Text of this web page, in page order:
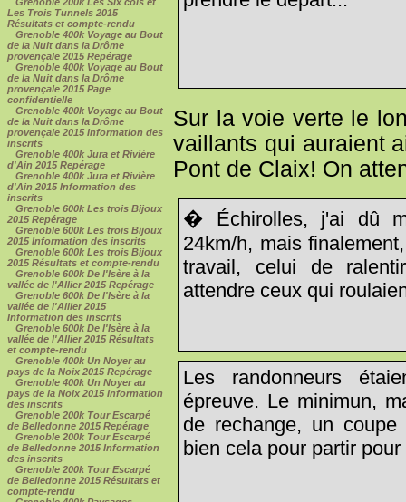
Les Trois Tunnels 2015
Résultats et compte-rendu
Grenoble 400k Voyage au Bout
de la Nuit dans la Drôme
provençale 2015 Repérage
Grenoble 400k Voyage au Bout
de la Nuit dans la Drôme
provençale 2015 Page
confidentielle
Grenoble 400k Voyage au Bout
de la Nuit dans la Drôme
provençale 2015 Information des
inscrits
Grenoble 400k Jura et Rivière
d'Ain 2015 Repérage
Grenoble 400k Jura et Rivière
d'Ain 2015 Information des
inscrits
Grenoble 600k Les trois Bijoux
2015 Repérage
Grenoble 600k Les trois Bijoux
2015 Information des inscrits
Grenoble 600k Les trois Bijoux
2015 Résultats et compte-rendu
Grenoble 600k De l'Isère à la
vallée de l'Allier 2015 Repérage
Grenoble 600k De l'Isère à la
vallée de l'Allier 2015
Information des inscrits
Grenoble 600k De l'Isère à la
vallée de l'Allier 2015 Résultats
et compte-rendu
Grenoble 400k Un Noyer au
pays de la Noix 2015 Repérage
Grenoble 400k Un Noyer au
pays de la Noix 2015 Information
des inscrits
Grenoble 200k Tour Escarpé
de Belledonne 2015 Repérage
Grenoble 200k Tour Escarpé
de Belledonne 2015 Information
des inscrits
Grenoble 200k Tour Escarpé
de Belledonne 2015 Résultats et
compte-rendu
Sur la voie verte le
vaillants qui auraient
Pont de Claix! On
� Échirolles, j'ai dû
24km/h, mais
travail, celui de
attendre ceux qui
Les randonneurs
épreuve. Le minimun,
de rechange, un
bien cela pour partir